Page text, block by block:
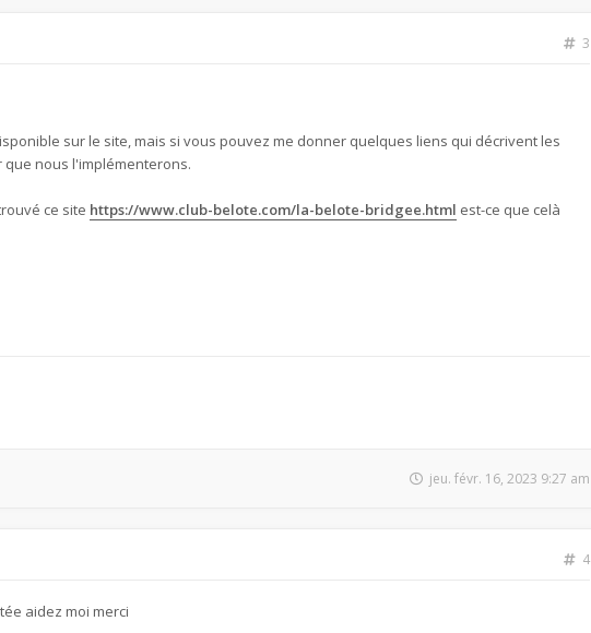
3
sur le site, mais si vous pouvez me donner quelques liens qui décrivent les
que nous l'implémenterons.
ce site https://www.club-belote.com/la-belote-bridgee.html est-ce que celà
jeu. févr. 16, 2023 9:27 am
4
aidez moi merci